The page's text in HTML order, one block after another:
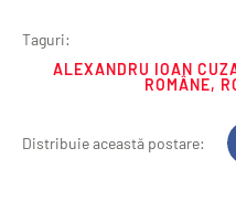
Taguri:
ALEXANDRU IOAN
ROMÂNE,
Distribuie această postare: